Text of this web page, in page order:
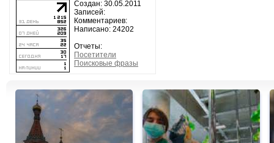
Создан: 30.05.2011
Записей:
Комментариев:
Написано: 24202
Отчеты:
Посетители
Поисковые фразы